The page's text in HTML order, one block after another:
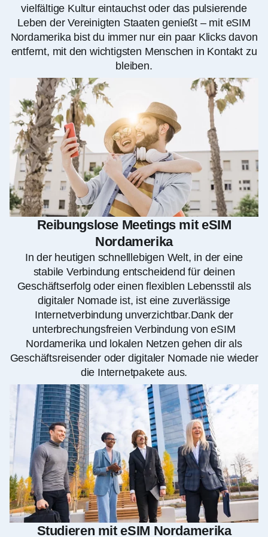
vielfältige Kultur eintauchst oder das pulsierende
Leben der Vereinigten Staaten genießt – mit eSIM
Nordamerika bist du immer nur ein paar Klicks davon
entfernt, mit den wichtigsten Menschen in Kontakt zu
bleiben.
Reibungslose Meetings mit eSIM
Nordamerika
In der heutigen schnelllebigen Welt, in der eine
stabile Verbindung entscheidend für deinen
Geschäftserfolg oder einen flexiblen Lebensstil als
digitaler Nomade ist, ist eine zuverlässige
Internetverbindung unverzichtbar.Dank der
unterbrechungsfreien Verbindung von eSIM
Nordamerika und lokalen Netzen gehen dir als
Geschäftsreisender oder digitaler Nomade nie wieder
die Internetpakete aus.
Studieren mit eSIM Nordamerika